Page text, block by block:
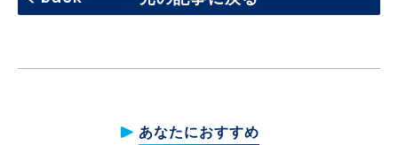
あなたにおすすめ